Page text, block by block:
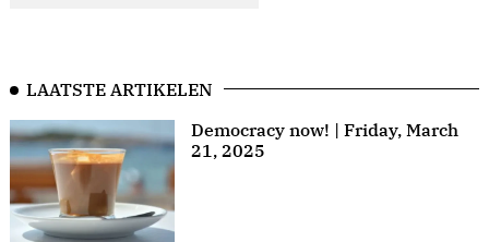
LAATSTE ARTIKELEN
Democracy now! | Friday, March
21, 2025